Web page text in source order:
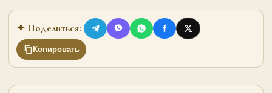
✦ Поделиться:
Копировать